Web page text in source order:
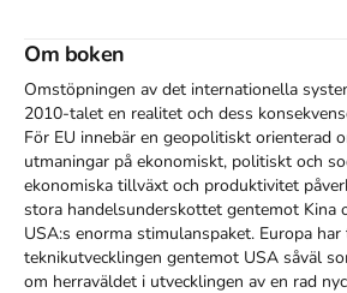
Om boken
Omstöpningen av det internationella
2010-talet en realitet och dess
För EU innebär en geopolitiskt orienterad
utmaningar på ekonomiskt, politiskt och
ekonomiska tillväxt och produktivitet
stora handelsunderskottet gentemot Kina
USA:s enorma stimulanspaket. Europa
teknikutvecklingen gentemot USA såväl
om herraväldet i utvecklingen av en rad